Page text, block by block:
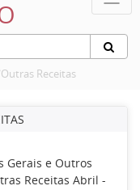
Receitas
Gerais e Outros
Receitas Abril -